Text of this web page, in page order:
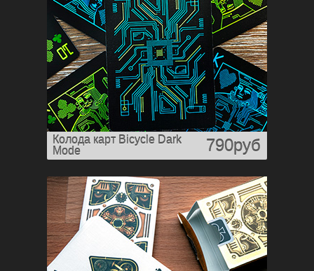
Колода карт Bicycle Dark
Mode
790руб